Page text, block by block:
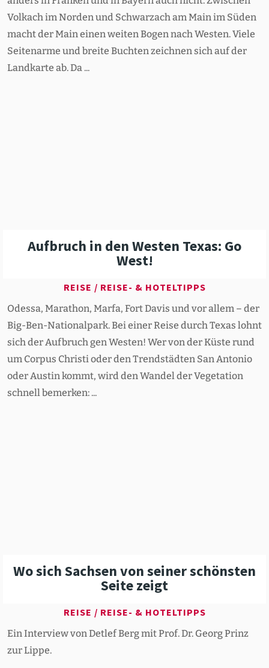
Volkach im Norden und Schwarzach am Main im Süden
macht der Main einen weiten Bogen nach Westen. Viele
Seitenarme und breite Buchten zeichnen sich auf der
Landkarte ab. Da ...
Aufbruch in den Westen Texas: Go
West!
REISE / REISE- & HOTELTIPPS
Odessa, Marathon, Marfa, Fort Davis und vor allem – der
Big-Ben-Nationalpark. Bei einer Reise durch Texas lohnt
sich der Aufbruch gen Westen! Wer von der Küste rund
um Corpus Christi oder den Trendstädten San Antonio
oder Austin kommt, wird den Wandel der Vegetation
schnell bemerken: ...
Wo sich Sachsen von seiner schönsten
Seite zeigt
REISE / REISE- & HOTELTIPPS
Ein Interview von Detlef Berg mit Prof. Dr. Georg Prinz
zur Lippe.